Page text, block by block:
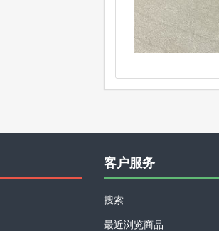
客户服务
搜索
最近浏览商品